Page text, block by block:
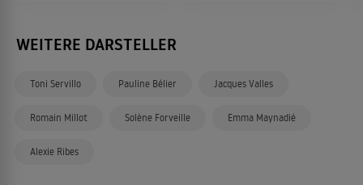
WEITERE DARSTELLER
Toni Servillo Pauline Bélier Jacques Valles
Romain Millot Solène Forveille Emma Maynadié
Alexie Ribes